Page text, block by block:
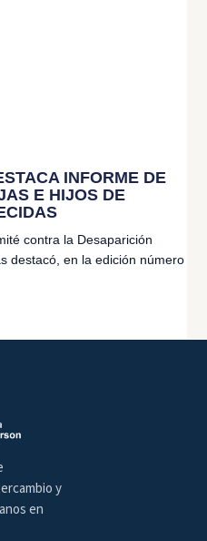
INFORME DE
E HIJOS DE
contra la Desaparición
destacó, en la edición número
y
en